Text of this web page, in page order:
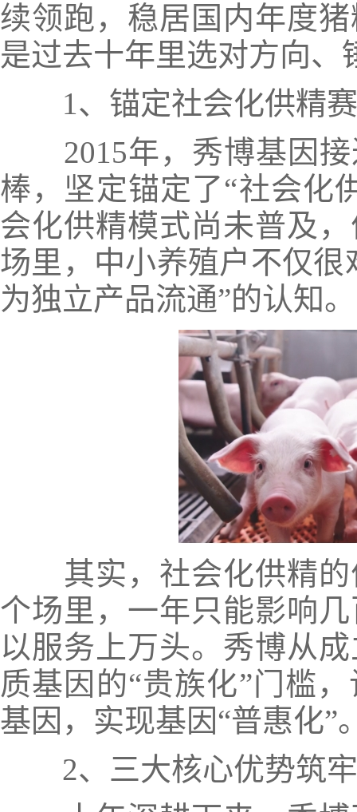
续领跑，稳居国内年度
是过去十年里选对方向、
1、锚定社会化供精
2015年，秀博基因接
棒，坚定锚定了“社会化
会化供精模式尚未普及
场里，中小养殖户不仅
为独立产品流通”的认知。
其实，社会化供精的
个场里，一年只能影响
以服务上万头。秀博从
质基因的“贵族化”门槛
基因，实现基因“普惠化”
2、三大核心优势筑